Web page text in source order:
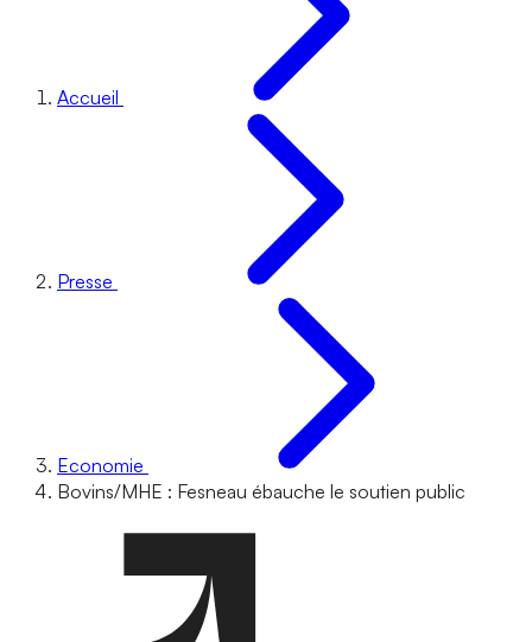
Accueil
Presse
Economie
Bovins/MHE : Fesneau ébauche le soutien public